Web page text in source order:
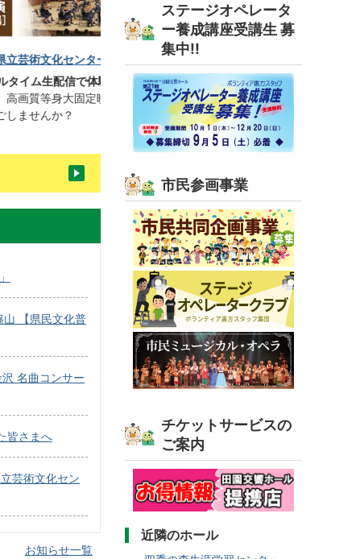
ァイル:713.1KB)
夏休み最後の週末
田園交響ホールで裏方
舞台を作り上げる
募集期間： 6月19日（金
山 【県民文化普
名曲コンサー
皆さまへ
芸術文化セン
お知らせ一覧
ステージオペレータ
ー養成講座受講生 募
集中!!
市民参画事業
チケットサービスの
ご案内
近隣のホール